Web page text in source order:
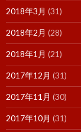
2018年3月 (31)
2018年2月 (28)
2018年1月 (21)
2017年12月 (31)
2017年11月 (30)
2017年10月 (31)